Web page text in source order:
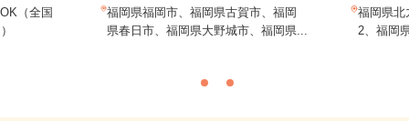
（全国
福岡県福岡市、福岡県古賀市、福岡
県春日市、福岡県大野城市、福岡県...
福岡県北
2、福岡